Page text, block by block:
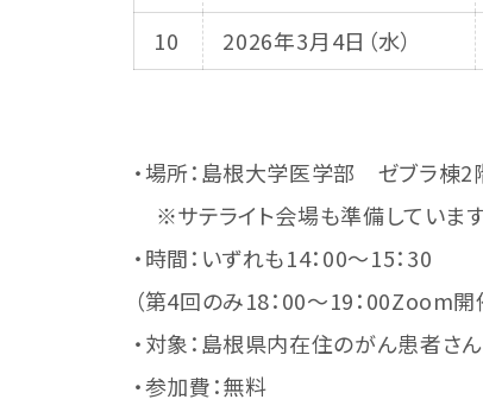
10
2026年3月4日（水）
・場所：島根大学医学部 ゼブラ棟2
※サテライト会場も準備しています
・時間：いずれも14：00～15：30
（第4回のみ18：00～19：00Zoom開
・対象：島根県内在住のがん患者さ
・参加費：無料